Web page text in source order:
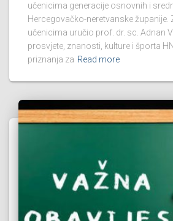
učenicima generacije osnovnih i
Hercegovačko-neretvanske županije.
učenicima uručio prof. dr. sc. Adnan
prosvjete, znanosti, kulture i športa
priznanja za Read more